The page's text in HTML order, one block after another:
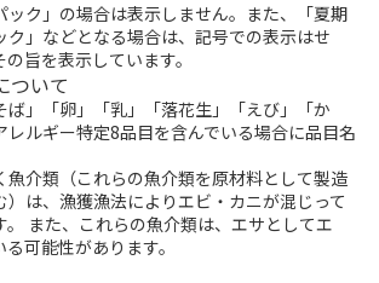
ック」の場合は表示しません。また、「夏期
ク」などとなる場合は、記号での表示はせ
旨を表示しています。
ついて
ば」「卵」「乳」「落花生」「えび」「か
レルギー特定8品目を含んでいる場合に品目名
介類（これらの魚介類を原材料として製造
）は、漁獲漁法によりエビ・カニが混じって
。 また、これらの魚介類は、エサとしてエ
可能性があります。